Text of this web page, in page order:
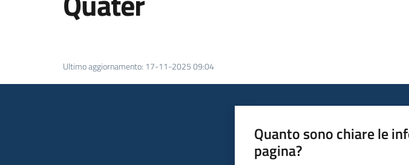
Ultimo aggiornamento: 17-11-2025 09:04
Quanto sono chiare le
pagina?